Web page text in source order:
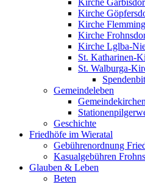
Kirche
Kirche
Kirche
Kirche
Kirche Lglba-
St. Katharinen-
St. Walburga-
Gemeindeleben
Geschichte
Friedhöfe im Wieratal
Gebührenordnung
Kasualgebühren
Glauben & Leben
Beten